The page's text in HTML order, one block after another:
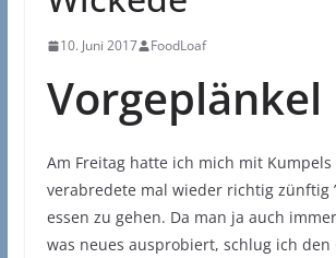
10. Juni 2017 FoodLoaf
Vorgeplänkel
Am Freitag hatte ich mich mit Kumpels
verabredete mal wieder richtig zünftig
essen zu gehen. Da man ja auch
was neues ausprobiert, schlug ich den